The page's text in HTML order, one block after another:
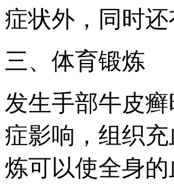
症状外，同时
三、体育锻炼
发生手部牛皮
症影响，组织
炼可以使全身